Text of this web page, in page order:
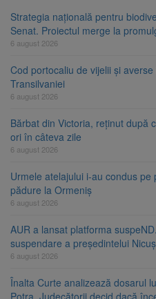
Strategia națională pentru
Senat. Proiectul merge la
6 august 2026
Cod portocaliu de vijelii și
Transilvaniei
6 august 2026
Bărbat din Victoria, reținut după
ori în câteva zile
6 august 2026
Urmele atelajului i-au condus
pădure la Ormeniș
6 august 2026
AUR a lansat platforma
suspendare a președintelui
6 august 2026
Înalta Curte analizează dosarul